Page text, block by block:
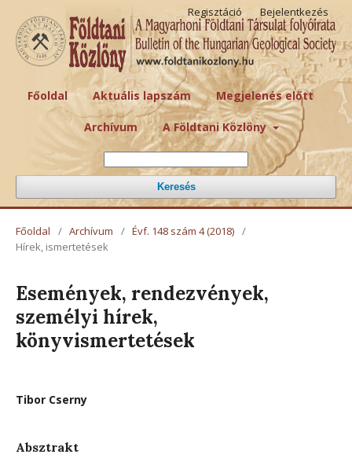
Főoldal Aktuális lapszám Megjelenés előtt
Archívum A Földtani Közlöny
Keresés
Regisztáció Bejelentkezés
Főoldal / Archívum / Évf. 148 szám 4 (2018) /
Hírek, ismertetések
Események, rendezvények,
személyi hírek,
könyvismertetések
Tibor Cserny
Absztrakt